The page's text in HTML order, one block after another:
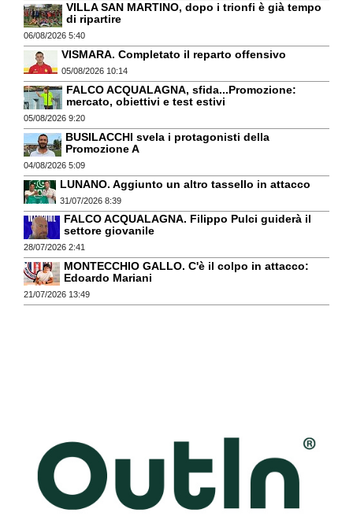
VILLA SAN MARTINO, dopo i trionfi è già tempo
di ripartire
06/08/2026 5:40
VISMARA. Completato il reparto offensivo
05/08/2026 10:14
FALCO ACQUALAGNA, sfida...Promozione:
mercato, obiettivi e test estivi
05/08/2026 9:20
BUSILACCHI svela i protagonisti della
Promozione A
04/08/2026 5:09
LUNANO. Aggiunto un altro tassello in attacco
31/07/2026 8:39
FALCO ACQUALAGNA. Filippo Pulci guiderà il
settore giovanile
28/07/2026 2:41
MONTECCHIO GALLO. C'è il colpo in attacco:
Edoardo Mariani
21/07/2026 13:49